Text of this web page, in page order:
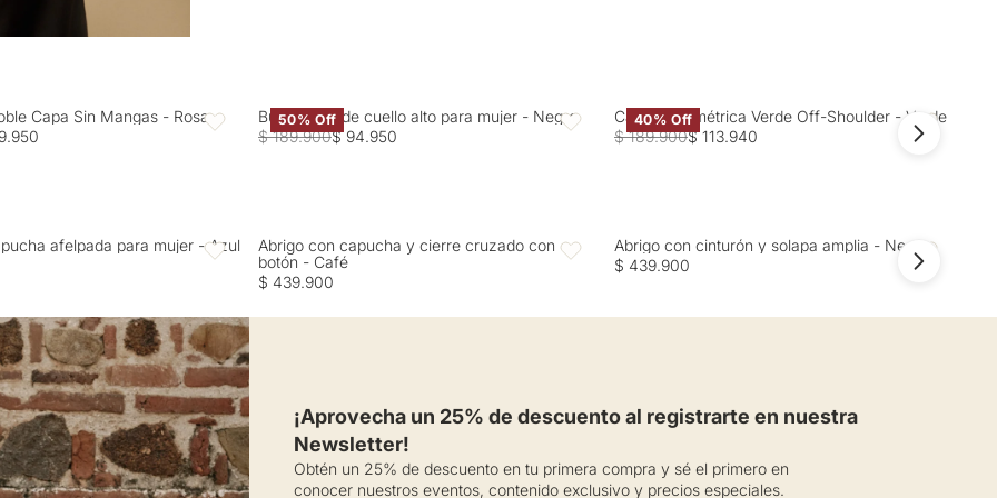
Favoritos
Capa Sin Mangas - Rosa
50% Off Favoritos
Buzo tejido de cuello alto para mujer - Negro
$ 189.900$ 94.950
40% Off Favoritos
Camisa Asimétrica Verde Off-Shoulder - Verde
$ 189.900$ 113.940
Favoritos
afelpada para mujer - Azul
Favoritos
Abrigo con capucha y cierre cruzado con
botón - Café
$ 439.900
Favoritos
Abrigo con cinturón y solapa amplia - Negro
$ 439.900
¡Aprovecha un 25% de descuento al registrarte en nuestra
Newsletter!
Obtén un 25% de descuento en tu primera compra y sé el primero en
conocer nuestros eventos, contenido exclusivo y precios especiales.